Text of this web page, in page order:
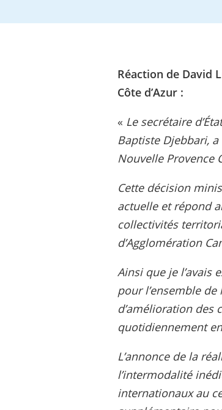
Réaction de David
Côte d’Azur :
« Le secrétaire
Baptiste Djebbari,
Nouvelle Provence
Cette décision
actuelle et répond
collectivités
d’Agglomération
Ainsi que je l’avais
pour l’ensemble
d’amélioration des
quotidiennement en
L’annonce de la
l’intermodalité
internationaux au